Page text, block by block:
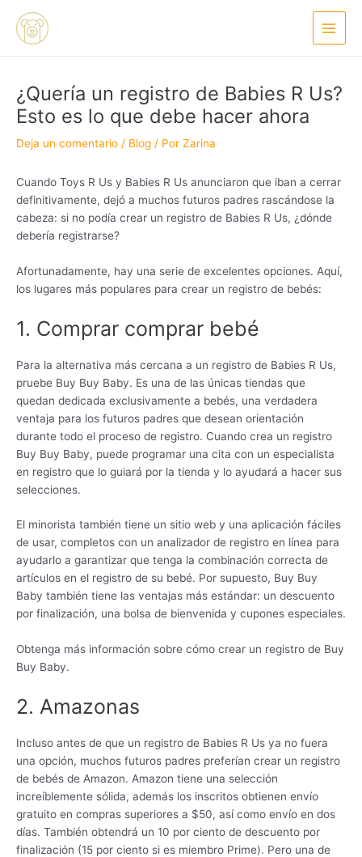
contenido
Main
Menu
¿Quería un registro de Babies R Us?
Esto es lo que debe hacer ahora
Deja un comentario / Blog / Por Zarina
Cuando Toys R Us y Babies R Us anunciaron que iban a cerrar
definitivamente, dejó a muchos futuros padres rascándose la
cabeza: si no podía crear un registro de Babies R Us, ¿dónde
debería registrarse?
Afortunadamente, hay una serie de excelentes opciones. Aquí,
los lugares más populares para crear un registro de bebés:
1. Comprar comprar bebé
Para la alternativa más cercana a un registro de Babies R Us,
pruebe Buy Buy Baby. Es una de las únicas tiendas que
quedan dedicada exclusivamente a bebés, una verdadera
ventaja para los futuros padres que desean orientación
durante todo el proceso de registro. Cuando crea un registro
Buy Buy Baby, puede programar una cita con un especialista
en registro que lo guiará por la tienda y lo ayudará a hacer sus
selecciones.
El minorista también tiene un sitio web y una aplicación fáciles
de usar, completos con un analizador de registro en línea para
ayudarlo a garantizar que tenga la combinación correcta de
artículos en el registro de su bebé. Por supuesto, Buy Buy
Baby también tiene las ventajas más estándar: un descuento
por finalización, una bolsa de bienvenida y cupones especiales.
Obtenga más información sobre cómo crear un registro de Buy
Buy Baby.
2. Amazonas
Incluso antes de que un registro de Babies R Us ya no fuera
una opción, muchos futuros padres preferían crear un registro
de bebés de Amazon. Amazon tiene una selección
increíblemente sólida, además los inscritos obtienen envío
gratuito en compras superiores a $50, así como envío en dos
días. También obtendrá un 10 por ciento de descuento por
finalización (15 por ciento si es miembro Prime). Pero una de
de
entradas